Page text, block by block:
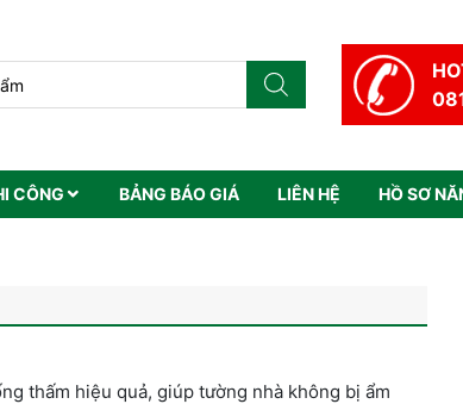
CÔNG BẢNG BÁO GIÁ LIÊN HỆ HỒ SƠ
thấm hiệu quả, giúp tường nhà không bị ẩm